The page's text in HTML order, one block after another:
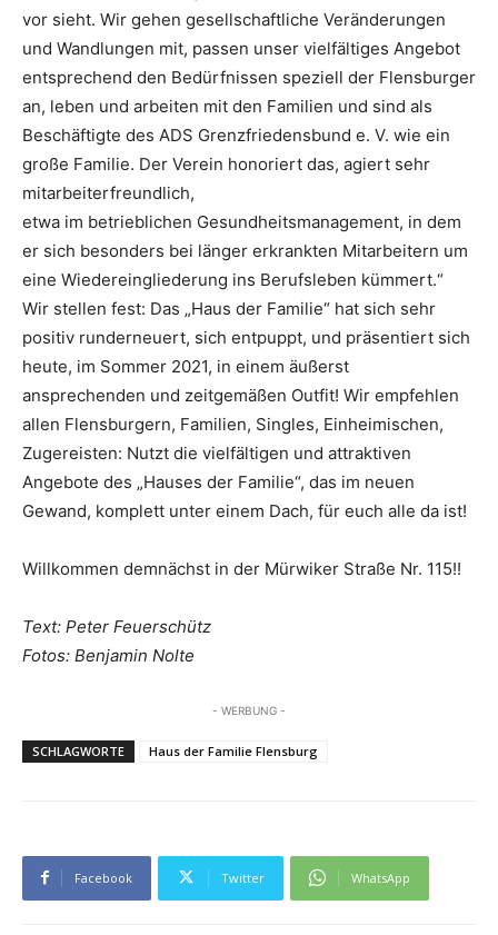
vor sieht. Wir gehen gesellschaftliche Veränderungen
und Wandlungen mit, passen unser vielfältiges Angebot
entsprechend den Bedürfnissen speziell der Flensburger
an, leben und arbeiten mit den Familien und sind als
Beschäftigte des ADS Grenzfriedensbund e. V. wie ein
große Familie. Der Verein honoriert das, agiert sehr
mitarbeiterfreundlich,
etwa im betrieblichen Gesundheitsmanagement, in dem
er sich besonders bei länger erkrankten Mitarbeitern um
eine Wiedereingliederung ins Berufsleben kümmert.“
Wir stellen fest: Das „Haus der Familie“ hat sich sehr
positiv runderneuert, sich entpuppt, und präsentiert sich
heute, im Sommer 2021, in einem äußerst
ansprechenden und zeitgemäßen Outfit! Wir empfehlen
allen Flensburgern, Familien, Singles, Einheimischen,
Zugereisten: Nutzt die vielfältigen und attraktiven
Angebote des „Hauses der Familie“, das im neuen
Gewand, komplett unter einem Dach, für euch alle da ist!
Willkommen demnächst in der Mürwiker Straße Nr. 115!!
Text: Peter Feuerschütz
Fotos: Benjamin Nolte
- WERBUNG -
SCHLAGWORTE Haus der Familie Flensburg
Facebook Twitter WhatsApp